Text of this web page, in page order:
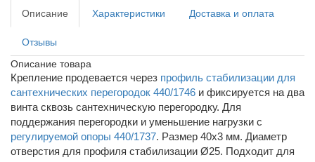
Описание Характеристики Доставка и оплата
Отзывы
Описание товара
Крепление продевается через профиль стабилизации для
сантехнических перегородок 440/1746 и фиксируется на два
винта сквозь сантехническую перегородку. Для
поддержания перегородки и уменьшение нагрузки с
регулируемой опоры 440/1737. Размер 40x3 мм. Диаметр
отверстия для профиля стабилизации Ø25. Подходит для